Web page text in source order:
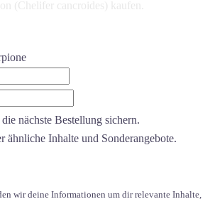
nächste Bestellung sichern.
ähnliche Inhalte und Sonderangebote.
wir deine Informationen um dir relevante Inhalte,